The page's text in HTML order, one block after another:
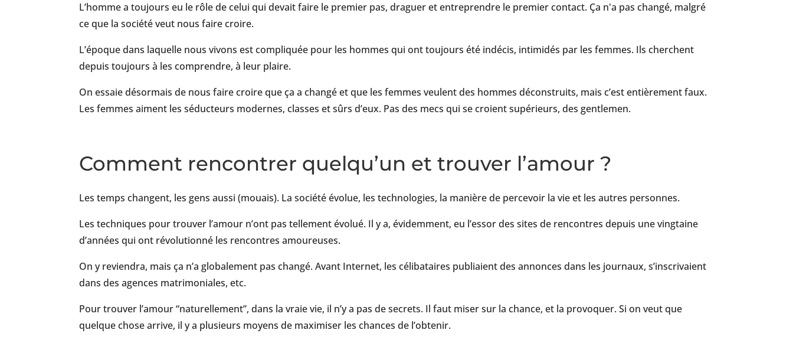
L’homme a toujours eu le rôle de celui qui devait faire le premier pas, draguer et entreprendre le premier contact. Ça n'a pas changé, malgré
ce que la société veut nous faire croire.
L’époque dans laquelle nous vivons est compliquée pour les hommes qui ont toujours été indécis, intimidés par les femmes. Ils cherchent
depuis toujours à les comprendre, à leur plaire.
On essaie désormais de nous faire croire que ça a changé et que les femmes veulent des hommes déconstruits, mais c’est entièrement faux.
Les femmes aiment les séducteurs modernes, classes et sûrs d’eux. Pas des mecs qui se croient supérieurs, des gentlemen.
Comment rencontrer quelqu’un et trouver l’amour ?
Les temps changent, les gens aussi (mouais). La société évolue, les technologies, la manière de percevoir la vie et les autres personnes.
Les techniques pour trouver l’amour n’ont pas tellement évolué. Il y a, évidemment, eu l’essor des sites de rencontres depuis une vingtaine
d’années qui ont révolutionné les rencontres amoureuses.
On y reviendra, mais ça n’a globalement pas changé. Avant Internet, les célibataires publiaient des annonces dans les journaux, s’inscrivaient
dans des agences matrimoniales, etc.
Pour trouver l’amour “naturellement”, dans la vraie vie, il n’y a pas de secrets. Il faut miser sur la chance, et la provoquer. Si on veut que
quelque chose arrive, il y a plusieurs moyens de maximiser les chances de l’obtenir.